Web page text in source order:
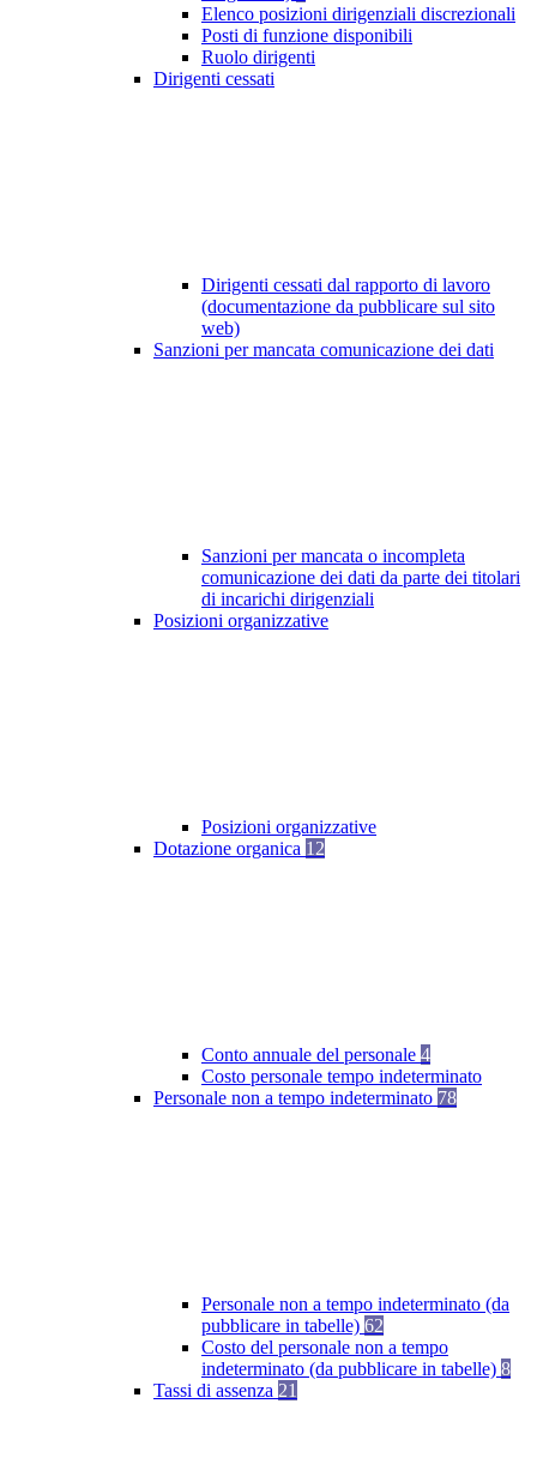
Elenco posizioni dirigenziali discrezionali
Posti di funzione disponibili
Ruolo dirigenti
Dirigenti cessati
Dirigenti cessati dal rapporto di lavoro
(documentazione da pubblicare sul sito
web)
Sanzioni per mancata comunicazione dei dati
Sanzioni per mancata o incompleta
comunicazione dei dati da parte dei titolari
di incarichi dirigenziali
Posizioni organizzative
Posizioni organizzative
Dotazione organica 12
Conto annuale del personale 4
Costo personale tempo indeterminato
Personale non a tempo indeterminato 78
Personale non a tempo indeterminato (da
pubblicare in tabelle) 62
Costo del personale non a tempo
indeterminato (da pubblicare in tabelle) 8
Tassi di assenza 21